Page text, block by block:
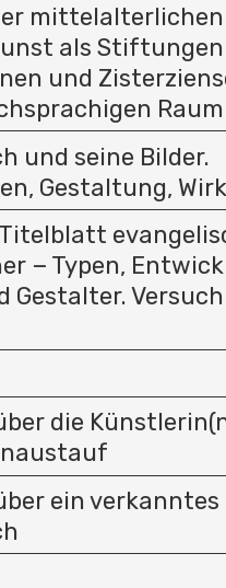
mittelalterlichen
als
und
Raum
und seine Bilder.
Gestaltung,
− Typen,
Gestalter.
die
ein